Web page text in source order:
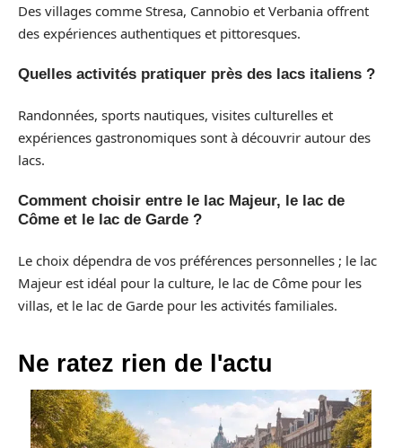
Des villages comme Stresa, Cannobio et Verbania offrent
des expériences authentiques et pittoresques.
Quelles activités pratiquer près des lacs italiens ?
Randonnées, sports nautiques, visites culturelles et
expériences gastronomiques sont à découvrir autour des
lacs.
Comment choisir entre le lac Majeur, le lac de
Côme et le lac de Garde ?
Le choix dépendra de vos préférences personnelles ; le lac
Majeur est idéal pour la culture, le lac de Côme pour les
villas, et le lac de Garde pour les activités familiales.
Ne ratez rien de l'actu